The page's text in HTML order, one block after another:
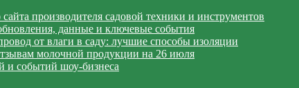
производителя садовой техники и инструментов
данные и ключевые события
от влаги в саду: лучшие способы изоляции
молочной продукции на 26 июля
и событий шоу-бизнеса